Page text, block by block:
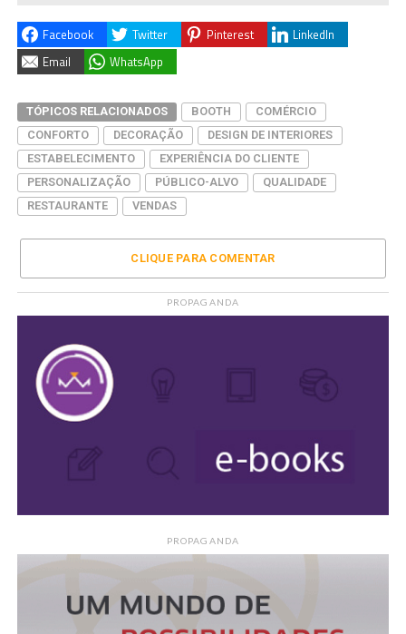
Facebook Twitter Pinterest
LinkedIn
Email
WhatsApp
TÓPICOS RELACIONADOS BOOTH
COMÉRCIO
CONFORTO
DECORAÇÃO
DESIGN DE INTERIORES
ESTABELECIMENTO
EXPERIÊNCIA DO CLIENTE
PERSONALIZAÇÃO
PÚBLICO-ALVO
QUALIDADE
RESTAURANTE
VENDAS
CLIQUE PARA COMENTAR
PROPAGANDA
PROPAGANDA